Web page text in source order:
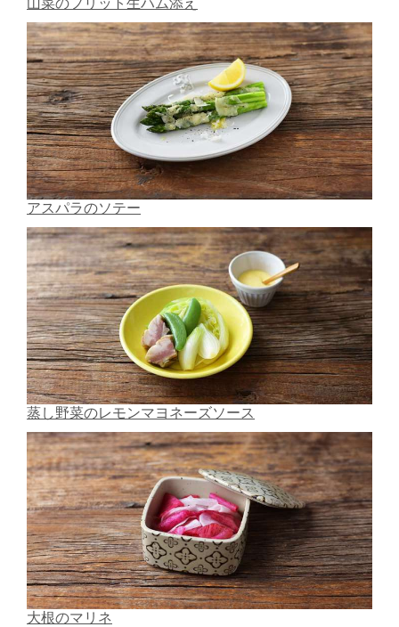
アスパラのソテー
蒸し野菜のレモンマヨネーズソース
大根のマリネ